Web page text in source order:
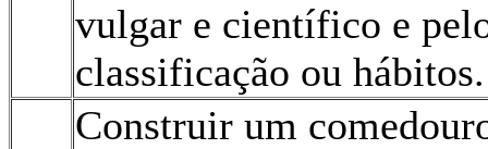
vulgar e científico e
classificação ou hábitos.
Construir um